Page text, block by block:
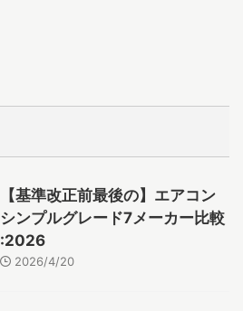
【基準改正前最後の】エアコン
シンプルグレード7メーカー比較
:2026
2026/4/20